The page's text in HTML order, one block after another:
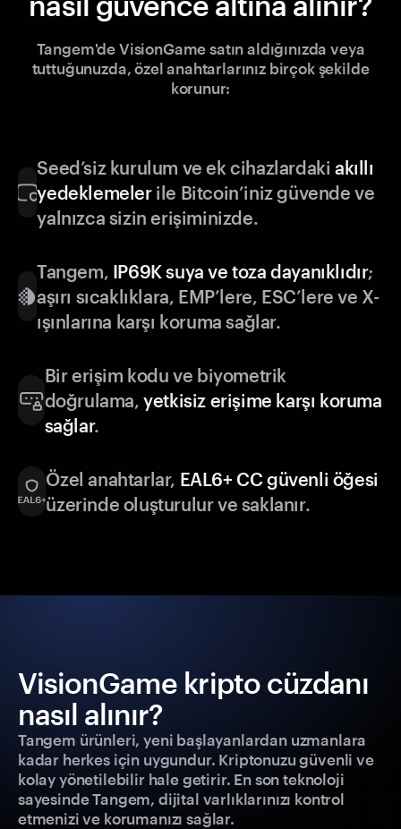
Tangem'de VisionGame satın aldığınızda veya
tuttuğunuzda, özel anahtarlarınız birçok şekilde
korunur:
Seed’siz kurulum ve ek cihazlardakiakıllı
yedeklemelerile Bitcoin’iniz güvende ve
yalnızca sizin erişiminizde.
Tangem, IP69K suya ve toza dayanıklıdır;
aşırı sıcaklıklara, EMP’lere, ESC’lere ve X-
ışınlarına karşı koruma sağlar.
Bir erişim kodu ve biyometrik
doğrulama,yetkisiz erişime karşı koruma
sağlar.
Özel anahtarlar, EAL6+ CC güvenli öğesi
üzerinde oluşturulur ve saklanır.
VisionGame kripto cüzdanı
nasıl alınır?
Tangem ürünleri, yeni başlayanlardan uzmanlara
kadar herkes için uygundur. Kriptonuzu güvenli ve
kolay yönetilebilir hale getirir. En son teknoloji
sayesinde Tangem, dijital varlıklarınızı kontrol
etmenizi ve korumanızı sağlar.